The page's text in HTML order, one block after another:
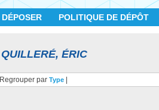
DÉPOSER POLITIQUE DE DÉPÔT
QUILLERÉ, ÉRIC
Regrouper par Type